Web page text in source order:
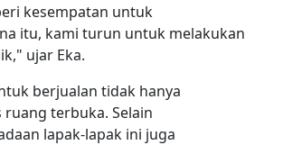
kesempatan untuk
itu, kami turun untuk melakukan
ujar Eka.
berjualan tidak hanya
terbuka. Selain
lapak-lapak ini juga